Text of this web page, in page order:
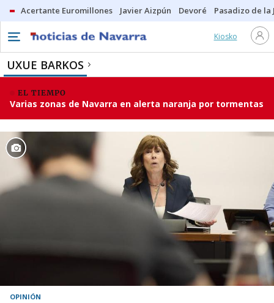
Acertante Euromillones Javier Aizpún Devoré Pasadizo de la
Kiosko
UXUE BARKOS
EL TIEMPO
Varias zonas de Navarra en alerta naranja por tormentas
OPINIÓN